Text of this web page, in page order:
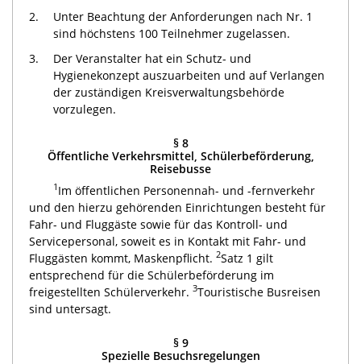
2.
Unter Beachtung der Anforderungen nach Nr. 1
sind höchstens 100 Teilnehmer zugelassen.
3.
Der Veranstalter hat ein Schutz- und
Hygienekonzept auszuarbeiten und auf Verlangen
der zuständigen Kreisverwaltungsbehörde
vorzulegen.
§ 8
Öffentliche Verkehrsmittel, Schülerbeförderung,
Reisebusse
1 Im öffentlichen Personennah- und -fernverkehr
und den hierzu gehörenden Einrichtungen besteht für
Fahr- und Fluggäste sowie für das Kontroll- und
Servicepersonal, soweit es in Kontakt mit Fahr- und
Fluggästen kommt, Maskenpflicht. 2Satz 1 gilt
entsprechend für die Schülerbeförderung im
freigestellten Schülerverkehr. 3Touristische Busreisen
sind untersagt.
§ 9
Spezielle Besuchsregelungen